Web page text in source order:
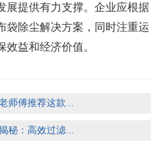
展提供有力支撑。企业应根据
袋除尘解决方案，同时注重运
益和经济价值。
师傅推荐这款...
秘：高效过滤...